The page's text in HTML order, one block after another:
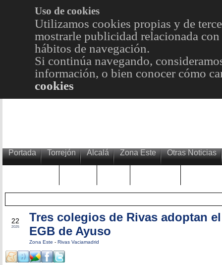
Uso de cookies
Utilizamos cookies propias y de
mostrarle publicidad relacionada
hábitos de navegación.
Si continúa navegando,
información, o bien conocer cómo
cookies
Portada Torrejón Alcalá Zona Este Otras Noticias
22
2025
Tres colegios de Rivas adoptan
EGB de Ayuso
Zona Este - Rivas Vaciamadrid